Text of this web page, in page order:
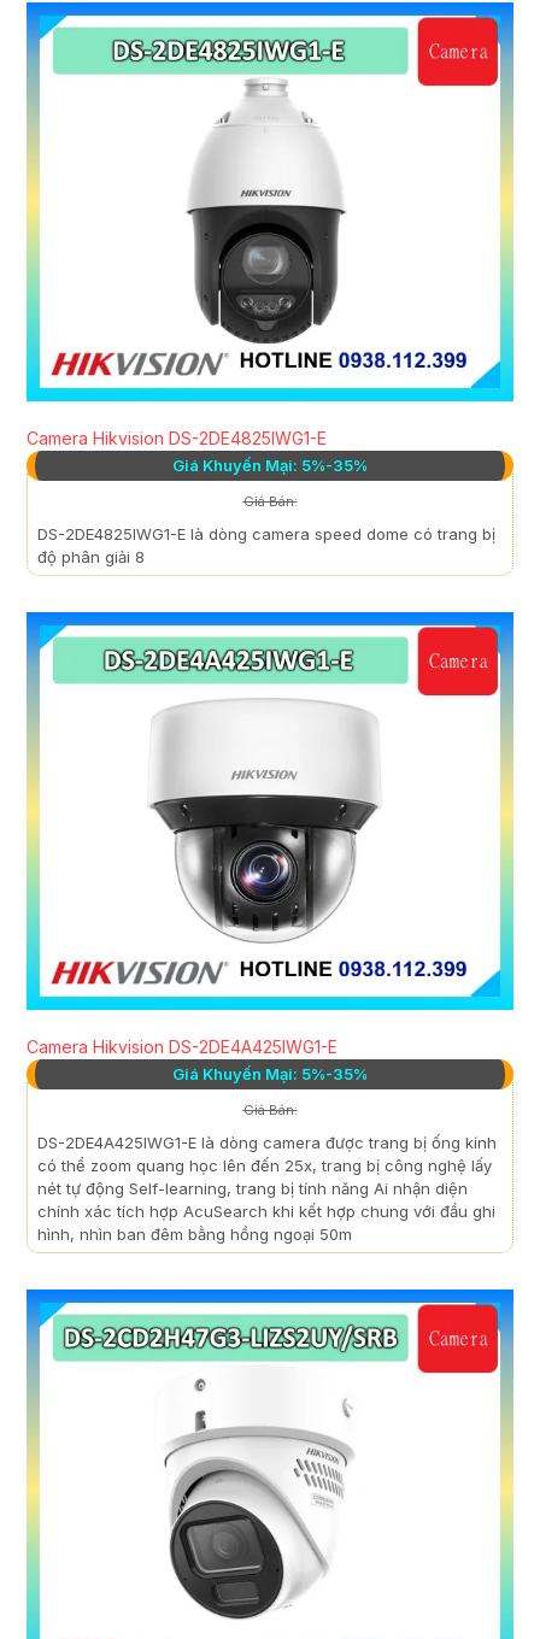
Camera Hikvision DS-2DE4825IWG1-E
Giá Khuyến Mại: 5%-35%
Giá Bán:
DS-2DE4825IWG1-E là dòng camera speed dome có trang bị
độ phân giải 8
Camera Hikvision DS-2DE4A425IWG1-E
Giá Khuyến Mại: 5%-35%
Giá Bán:
DS-2DE4A425IWG1-E là dòng camera được trang bị ống kính
có thể zoom quang học lên đến 25x, trang bị công nghệ lấy
nét tự động Self-learning, trang bị tính năng Ai nhận diện
chính xác tích hợp AcuSearch khi kết hợp chung với đầu ghi
hình, nhìn ban đêm bằng hồng ngoại 50m